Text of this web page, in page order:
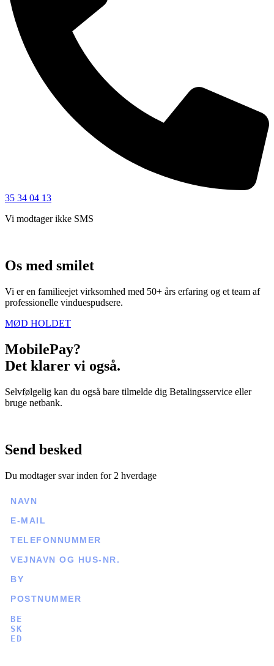
35 34 04 13
Vi modtager ikke SMS
Os med smilet
Vi er en familieejet virksomhed med 50+ års erfaring og et team af
professionelle vinduespudsere.
MØD HOLDET
MobilePay?
Det klarer vi også.
Selvfølgelig kan du også bare tilmelde dig Betalingsservice eller
bruge netbank.
Send besked
Du modtager svar inden for 2 hverdage